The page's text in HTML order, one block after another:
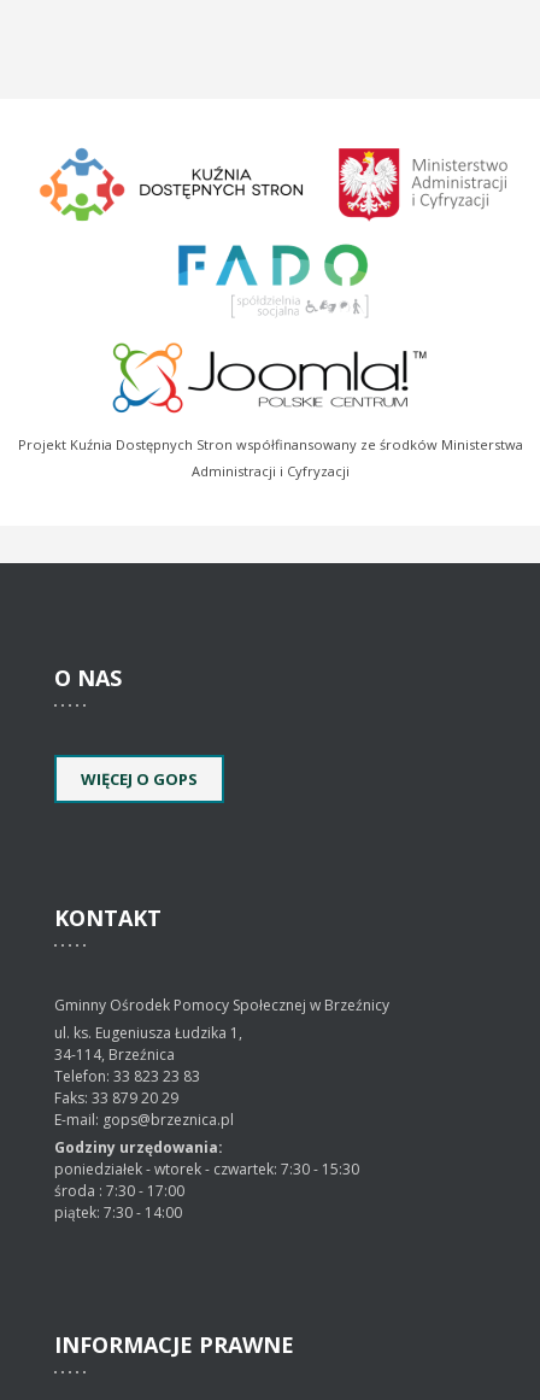
Projekt Kuźnia Dostępnych Stron współfinansowany ze środków Ministerstwa
Administracji i Cyfryzacji
O NAS
WIĘCEJ O GOPS
KONTAKT
Gminny Ośrodek Pomocy Społecznej w Brzeźnicy
ul. ks. Eugeniusza Łudzika 1,
34-114, Brzeźnica
Telefon: 33 823 23 83
Faks: 33 879 20 29
E-mail: gops@brzeznica.pl
Godziny urzędowania:
poniedziałek - wtorek - czwartek: 7:30 - 15:30
środa : 7:30 - 17:00
piątek: 7:30 - 14:00
INFORMACJE PRAWNE